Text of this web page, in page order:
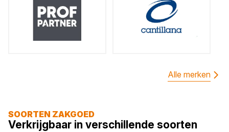
Alle merken
SOORTEN ZAKGOED
Verkrijgbaar in verschillende soorten